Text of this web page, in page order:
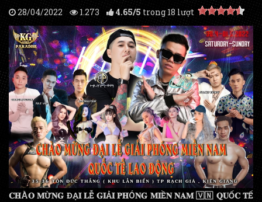
28/04/2022 1.273 4.65/5 trong 18 lượt
𝐂𝐇À𝐎 𝐌Ừ𝐍𝐆 ĐẠ𝐈 𝐋Ễ 𝐆𝐈Ả𝐈 𝐏𝐇Ó𝐍𝐆 𝐌𝐈Ề𝐍 𝐍𝐀𝐌 🇻🇳 𝐐𝐔Ố𝐂 𝐓Ế